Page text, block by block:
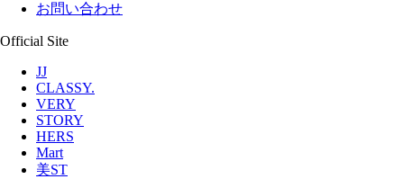
お問い合わせ
Official Site
JJ
CLASSY.
VERY
STORY
HERS
Mart
美ST